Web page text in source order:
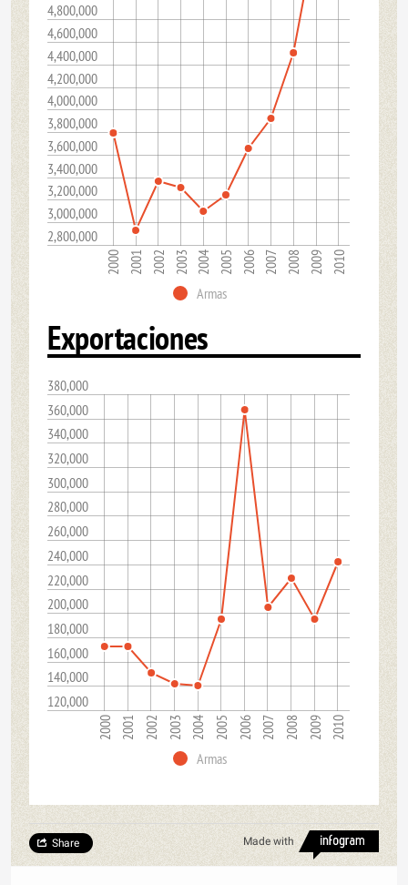
2,800,000
3,000,000
3,200,000
3,400,000
3,600,000
3,800,000
4,000,000
4,200,000
4,400,000
4,600,000
4,800,000
2000 2001 2002 2003 2004 2005 2006 2007 2008 2009 2010
Armas
Exportaciones
120,000
140,000
160,000
180,000
200,000
220,000
240,000
260,000
280,000
300,000
320,000
340,000
360,000
380,000
2000 2001 2002 2003 2004 2005 2006 2007 2008 2009 2010
Armas
Made with
Share